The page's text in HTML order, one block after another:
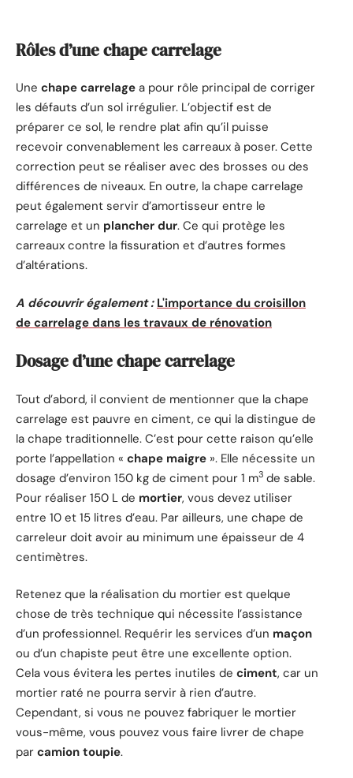
Rôles d’une chape carrelage
Une chape carrelage a pour rôle principal de corriger
les défauts d’un sol irrégulier. L’objectif est de
préparer ce sol, le rendre plat afin qu’il puisse
recevoir convenablement les carreaux à poser. Cette
correction peut se réaliser avec des brosses ou des
différences de niveaux. En outre, la chape carrelage
peut également servir d’amortisseur entre le
carrelage et un plancher dur. Ce qui protège les
carreaux contre la fissuration et d’autres formes
d’altérations.
A découvrir également : L'importance du croisillon
de carrelage dans les travaux de rénovation
Dosage d’une chape carrelage
Tout d’abord, il convient de mentionner que la chape
carrelage est pauvre en ciment, ce qui la distingue de
la chape traditionnelle. C’est pour cette raison qu’elle
porte l’appellation « chape maigre ». Elle nécessite un
dosage d’environ 150 kg de ciment pour 1 m3 de sable.
Pour réaliser 150 L de mortier, vous devez utiliser
entre 10 et 15 litres d’eau. Par ailleurs, une chape de
carreleur doit avoir au minimum une épaisseur de 4
centimètres.
Retenez que la réalisation du mortier est quelque
chose de très technique qui nécessite l’assistance
d’un professionnel. Requérir les services d’un maçon
ou d’un chapiste peut être une excellente option.
Cela vous évitera les pertes inutiles de ciment, car un
mortier raté ne pourra servir à rien d’autre.
Cependant, si vous ne pouvez fabriquer le mortier
vous-même, vous pouvez vous faire livrer de chape
par camion toupie.